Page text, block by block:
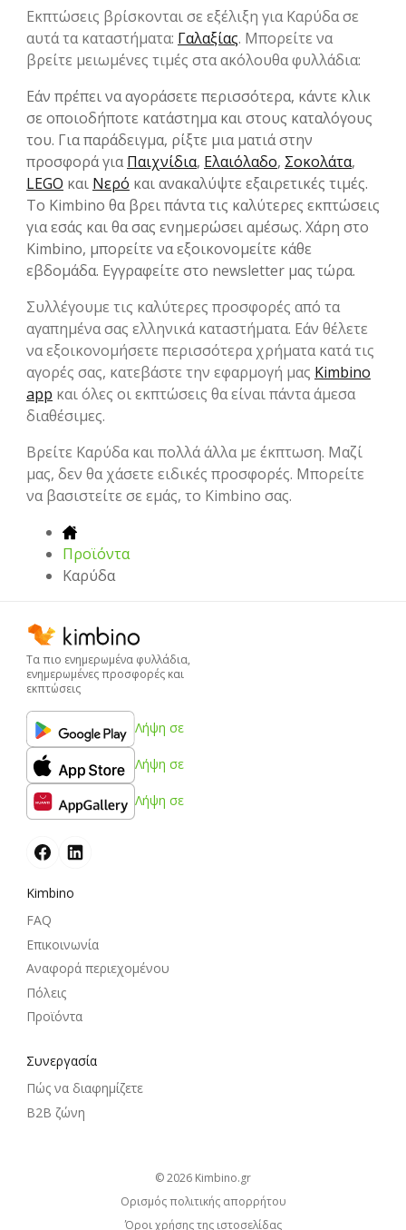
Εκπτώσεις βρίσκονται σε εξέλιξη για Καρύδα σε
αυτά τα καταστήματα: Γαλαξίας. Μπορείτε να
βρείτε μειωμένες τιμές στα ακόλουθα φυλλάδια:
Εάν πρέπει να αγοράσετε περισσότερα, κάντε κλικ
σε οποιοδήποτε κατάστημα και στους καταλόγους
του. Για παράδειγμα, ρίξτε μια ματιά στην
προσφορά γιαΠαιχνίδια, Ελαιόλαδο, Σοκολάτα,
LEGO και Νερό και ανακαλύψτε εξαιρετικές τιμές.
Το Kimbino θα βρει πάντα τις καλύτερες εκπτώσεις
για εσάς και θα σας ενημερώσει αμέσως. Χάρη στο
Kimbino, μπορείτε να εξοικονομείτε κάθε
εβδομάδα. Εγγραφείτε στο newsletter μας τώρα.
Συλλέγουμε τις καλύτερες προσφορές από τα
αγαπημένα σας ελληνικά καταστήματα. Εάν θέλετε
να εξοικονομήσετε περισσότερα χρήματα κατά τις
αγορές σας, κατεβάστε την εφαρμογή μας Kimbino
app και όλες οι εκπτώσεις θα είναι πάντα άμεσα
διαθέσιμες.
Βρείτε Καρύδα και πολλά άλλα με έκπτωση. Μαζί
μας, δεν θα χάσετε ειδικές προσφορές. Μπορείτε
να βασιστείτε σε εμάς, το Kimbino σας.
Προϊόντα
Καρύδα
Τα πιο ενημερωμένα φυλλάδια,
ενημερωμένες προσφορές και
εκπτώσεις
Λήψη σε
Λήψη σε
Λήψη σε
Kimbino
FAQ
Επικοινωνία
Αναφορά περιεχομένου
Πόλεις
Προϊόντα
Συνεργασία
Πώς να διαφημίζετε
B2B ζώνη
© 2026
kimbino.gr
Ορισμός πολιτικής απορρήτου
Όροι χρήσης της ιστοσελίδας